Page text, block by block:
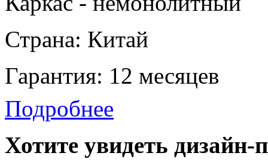
Страна: Китай
Гарантия: 12 месяцев
Подробнее
Хотите увидеть дизайн-